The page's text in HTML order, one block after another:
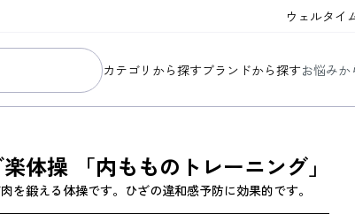
ウェルタイ
ビューテ
ヘルスケ
ライフス
カテゴリから探す
ボディ&ヘアケア
ヘルスケア
ブランドから探す
コラリッチ オードトワレ
BIONIA
お悩みか
体操「内もものトレーニング」
を鍛える体操です。ひざの違和感予防に効果的です。